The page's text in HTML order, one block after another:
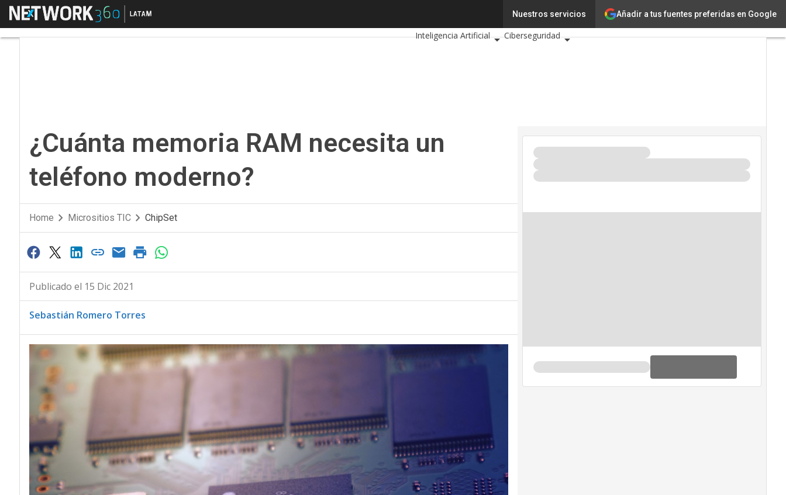
Añadir a tus fuentes preferidas en Google
Nuestros servicios
Menú
Ciencia
Inteligencia Artificial
Ciberseguridad
¿Cuánta memoria RAM necesita un
teléfono moderno?
Home Micrositios TIC ChipSet
Publicado el 15 Dic 2021
Sebastián Romero Torres